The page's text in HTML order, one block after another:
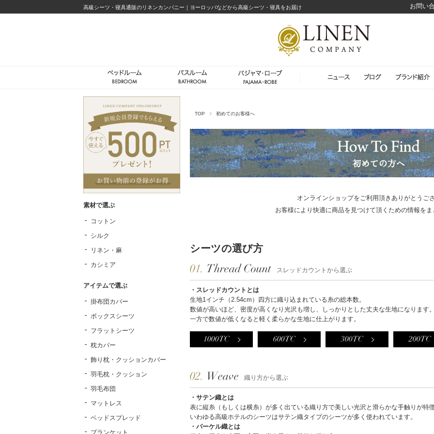
高級シーツ・寝具通販のリネンカンパニー｜ヨーロッパなどから高級シーツ・寝具をお届け お問い
TOP 初めてのお客様へ
オンラインショップをご利用頂きありがとうご
お客様により快適に商品を見つけて頂くための情報をま
シーツの選び方
01. Thread Count スレッドカウントから選ぶ
・スレッドカウントとは
生地1インチ（2.54cm）四方に織り込まれている糸の総本数。
数値が高いほど、密度が高くなり光沢も増し、しっかりとした丈夫な生地になります。
一方で数値が低くなると軽く柔らかな生地に仕上がります。
1000TC 600TC 300TC 200TC
02. Weave 織り方から選ぶ
・サテン織とは
表に縦糸（もしくは横糸）が多く出ている織り方で美しい光沢と滑らかな手触りが特徴
いわゆる高級ホテルのシーツはサテン織タイプのシーツが多く使われています。
・パーケル織とは
素材で選ぶ
コットン
シルク
リネン・麻
カシミア
アイテムで選ぶ
掛布団カバー
ボックスシーツ
フラットシーツ
枕カバー
飾り枕・クッションカバー
羽毛枕・クッション
羽毛布団
マットレス
ベッドスプレッド
ブランケット